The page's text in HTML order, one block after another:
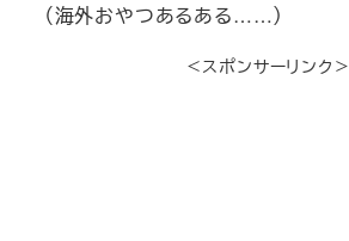
（海外おやつあるある……）
＜スポンサーリンク＞